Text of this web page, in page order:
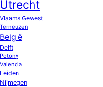
Utrecht
Vlaams Gewest
Terneuzen
België
Delft
Potony
Valencia
Leiden
Nijmegen